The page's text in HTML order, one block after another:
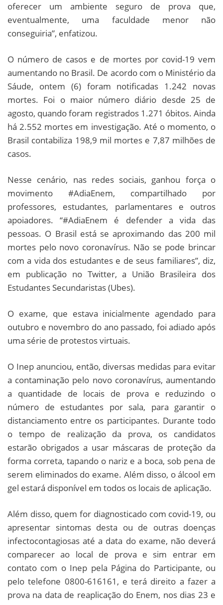
oferecer um ambiente seguro de prova que,
eventualmente, uma faculdade menor não
conseguiria”, enfatizou.
O número de casos e de mortes por covid-19 vem
aumentando no Brasil. De acordo com o Ministério da
Sáude, ontem (6) foram notificadas 1.242 novas
mortes. Foi o maior número diário desde 25 de
agosto, quando foram registrados 1.271 óbitos. Ainda
há 2.552 mortes em investigação. Até o momento, o
Brasil contabiliza 198,9 mil mortes e 7,87 milhões de
casos.
Nesse cenário, nas redes sociais, ganhou força o
movimento #AdiaEnem, compartilhado por
professores, estudantes, parlamentares e outros
apoiadores. “#AdiaEnem é defender a vida das
pessoas. O Brasil está se aproximando das 200 mil
mortes pelo novo coronavírus. Não se pode brincar
com a vida dos estudantes e de seus familiares”, diz,
em publicação no Twitter, a União Brasileira dos
Estudantes Secundaristas (Ubes).
O exame, que estava inicialmente agendado para
outubro e novembro do ano passado, foi adiado após
uma série de protestos virtuais.
O Inep anunciou, então, diversas medidas para evitar
a contaminação pelo novo coronavírus, aumentando
a quantidade de locais de prova e reduzindo o
número de estudantes por sala, para garantir o
distanciamento entre os participantes. Durante todo
o tempo de realização da prova, os candidatos
estarão obrigados a usar máscaras de proteção da
forma correta, tapando o nariz e a boca, sob pena de
serem eliminados do exame. Além disso, o álcool em
gel estará disponível em todos os locais de aplicação.
Além disso, quem for diagnosticado com covid-19, ou
apresentar sintomas desta ou de outras doenças
infectocontagiosas até a data do exame, não deverá
comparecer ao local de prova e sim entrar em
contato com o Inep pela Página do Participante, ou
pelo telefone 0800-616161, e terá direito a fazer a
prova na data de reaplicação do Enem, nos dias 23 e